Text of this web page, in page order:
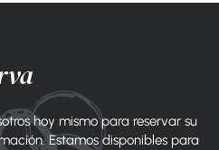
hoy mismo para reservar su
Estamos disponibles para